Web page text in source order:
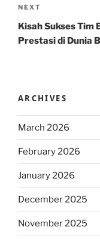
Next
Post
NEXT
Kisah Sukses Tim
Prestasi di Dunia
ARCHIVES
March 2026
February 2026
January 2026
December 2025
November 2025